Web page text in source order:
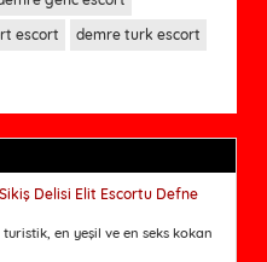
escort
demre turk escort
Delisi Elit Escortu Defne
turistik, en yeşil ve en seks kokan